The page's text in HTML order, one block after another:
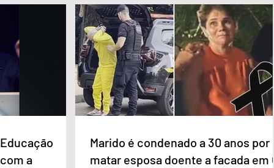
a
Marido é condenado a 30 anos por
matar esposa doente a facada em